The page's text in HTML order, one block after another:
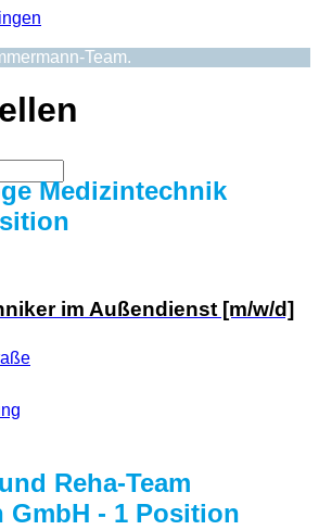
Team.
Medizintechnik
im Außendienst [m/w/d]
Reha-Team
GmbH - 1 Position